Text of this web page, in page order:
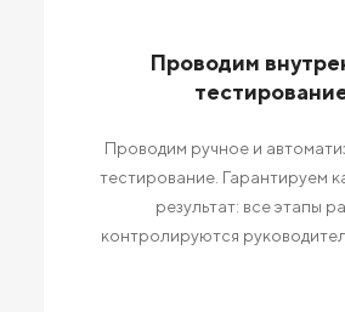
Проводим
Проводим ручное и
тестирование. Гарантируем
результат: все этапы
контролируются